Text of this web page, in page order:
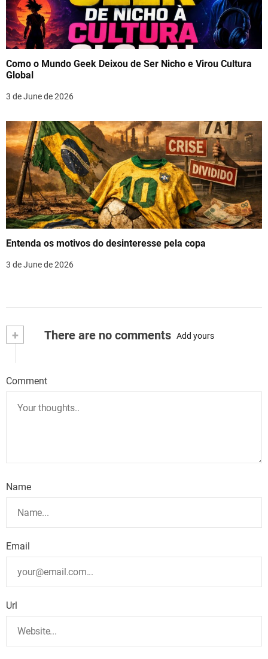
Como o Mundo Geek Deixou de Ser Nicho e Virou Cultura
Global
3 de June de 2026
Entenda os motivos do desinteresse pela copa
3 de June de 2026
+ There are no comments Add yours
Comment
Name
Email
Url